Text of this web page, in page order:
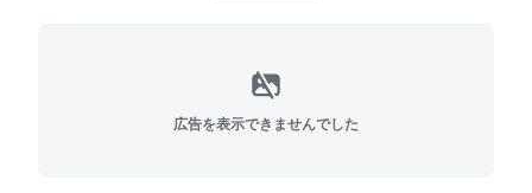
広告を表示できませんでした